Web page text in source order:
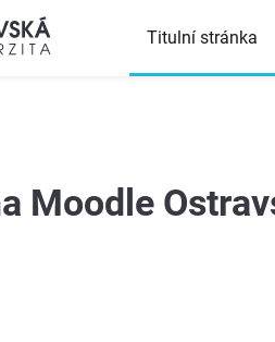
Titulní stránka
Moodle